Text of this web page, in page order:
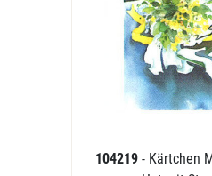
104219 - Kärtchen